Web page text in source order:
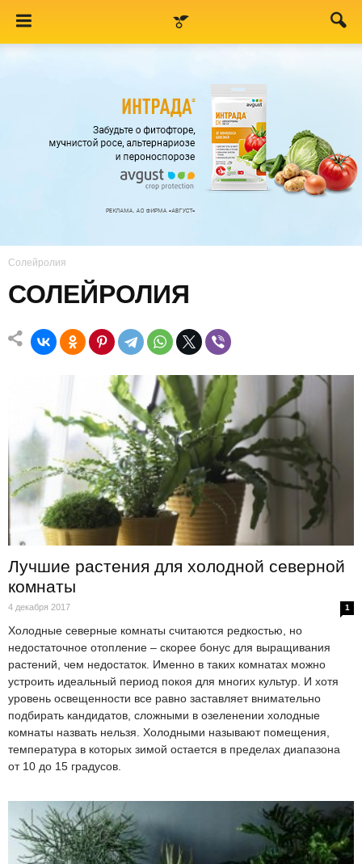
Солейролия
СОЛЕЙРОЛИЯ
Лучшие растения для холодной северной
комнаты
4 декабря 2017 1
Холодные северные комнаты считаются редкостью, но
недостаточное отопление – скорее бонус для выращивания
растений, чем недостаток. Именно в таких комнатах можно
устроить идеальный период покоя для многих культур. И хотя
уровень освещенности все равно заставляет внимательно
подбирать кандидатов, сложными в озеленении холодные
комнаты назвать нельзя. Холодными называют помещения,
температура в которых зимой остается в пределах диапазона
от 10 до 15 градусов.